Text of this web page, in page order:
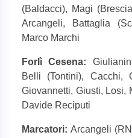
(Baldacci), Magi
Arcangeli, Battaglia
Marco Marchi
Forlì Cesena:
Belli (Tontini), Cacchi,
Giovannetti, Giusti, Losi,
Davide Reciputi
Marcatori: Arcangeli